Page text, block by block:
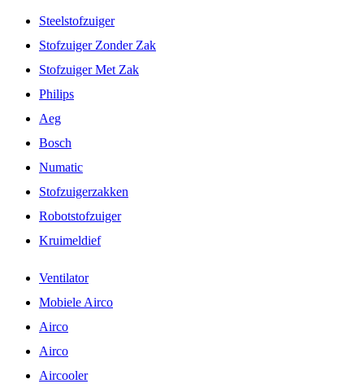
Steelstofzuiger
Stofzuiger Zonder Zak
Stofzuiger Met Zak
Philips
Aeg
Bosch
Numatic
Stofzuigerzakken
Robotstofzuiger
Kruimeldief
Ventilator
Mobiele Airco
Airco
Airco
Aircooler